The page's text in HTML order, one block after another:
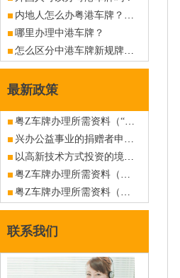
内地人怎么办粤港车牌？大陆人怎么办中港车牌？
哪里办理中港车牌？
怎么区分中港车牌新规牌与旧规牌
最新政策
粤Z车牌办理所需资料（“三来一补”企业）（旧政策已作废，仅供查阅）
兴办公益事业的捐赠者申请香港入出内地商务车深港粤Z车牌指标
以高新技术方式投资的境外商户申请香港入出内地商务车深港粤Z车牌指标
粤Z车牌办理所需资料（外商投资企业）（旧政策已作废，仅供查阅）
粤Z车牌办理所需资料（外商在内地兴办投资公司，并以投资公司在广东省投资办实业）（旧政策已作废，仅供查阅）
联系我们